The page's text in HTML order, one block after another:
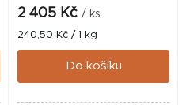
2 405 Kč / ks
Měrná
cena:
240,50 Kč / 1 kg
Do košíku